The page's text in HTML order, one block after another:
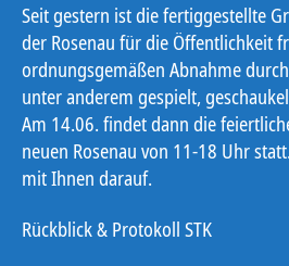
Seit gestern ist die fertiggestellte
der Rosenau für die Öffentlichkeit
ordnungsgemäßen Abnahme
unter anderem gespielt,
Am 14.06. findet dann die
neuen Rosenau von 11-18 Uhr
mit Ihnen darauf.
Rückblick & Protokoll STK